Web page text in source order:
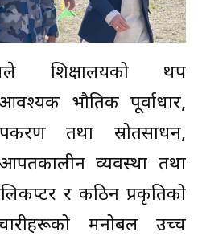
शिक्षालयको थप
भौतिक पूर्वाधार,
तथा स्रोतसाधन,
व्यवस्था तथा
र कठिन प्रकृतिको
मनोबल उच्च